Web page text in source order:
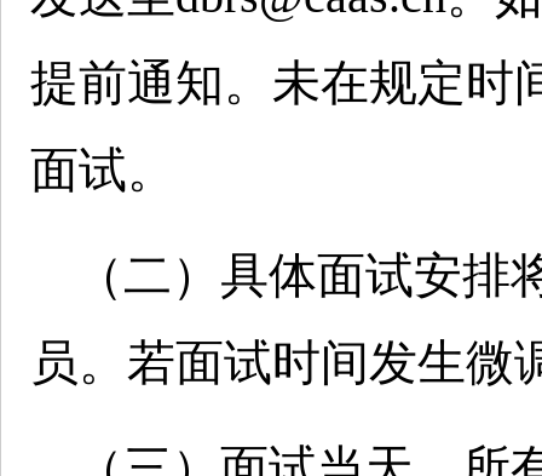
提前通知。未在规定时
面试。
（二）具体面试安
员。若面试时间发生微